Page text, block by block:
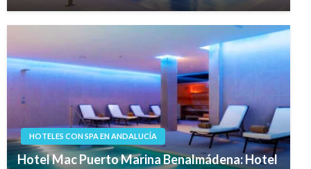
HOTELES CON SPA EN ANDALUCÍA
Hotel Mac Puerto Marina Benalmádena: Hotel